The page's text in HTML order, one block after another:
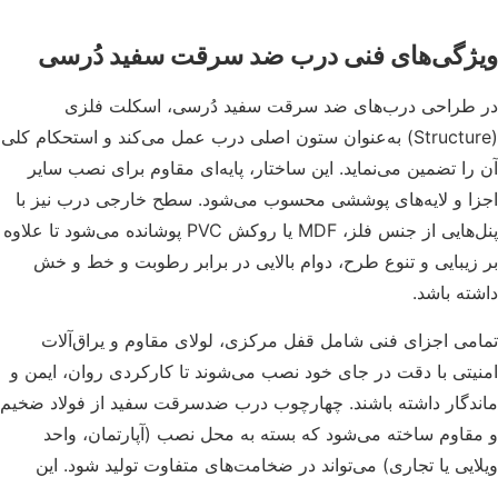
فنی درب ضد سرقت سفید دُرسی
طراحی درب‌های ضد سرقت سفید دُرسی، اسکلت فلزی
(Structure) به‌عنوان ستون اصلی درب عمل می‌کند و استحکام کلی
تضمین می‌نماید. این ساختار، پایه‌ای مقاوم برای نصب سایر
و لایه‌های پوششی محسوب می‌شود. سطح خارجی درب نیز با
پنل‌هایی از جنس فلز، MDF یا روکش PVC پوشانده می‌شود تا علاوه
و تنوع طرح، دوام بالایی در برابر رطوبت و خط و خش
باشد.
اجزای فنی شامل قفل مرکزی، لولای مقاوم و یراق‌آلات
با دقت در جای خود نصب می‌شوند تا کارکردی روان، ایمن و
داشته باشند. چهارچوب درب ضدسرقت سفید از فولاد ضخیم
ساخته می‌شود که بسته به محل نصب (آپارتمان، واحد
یا تجاری) می‌تواند در ضخامت‌های متفاوت تولید شود. این